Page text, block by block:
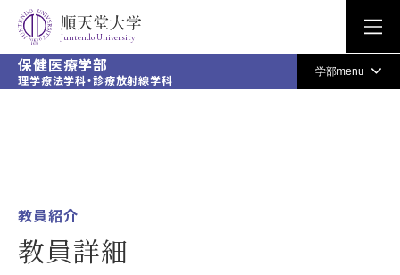
Juntendo University
保健医療学部 学部menu
教員紹介
教員詳細